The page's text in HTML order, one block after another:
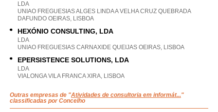
LDA
UNIAO FREGUESIAS ALGES LINDA A VELHA CRUZ QUEBRADA
DAFUNDO OEIRAS, LISBOA
HEXÓNIO CONSULTING, LDA
LDA
UNIAO FREGUESIAS CARNAXIDE QUEIJAS OEIRAS, LISBOA
EPERSISTENCE SOLUTIONS, LDA
LDA
VIALONGA VILA FRANCA XIRA, LISBOA
Outras empresas de "Atividades de consultoria em informát..."
classificadas por Concelho